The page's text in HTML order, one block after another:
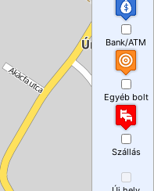
Bank/ATM
Egyéb bolt
Szállás